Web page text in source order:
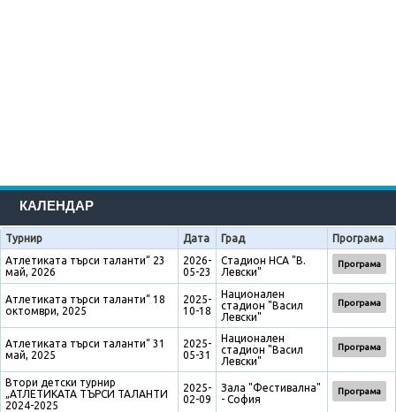
КАЛЕНДАР
Турнир Дата Град
Програма
Атлетиката търси таланти“ 23
май, 2026
2026-
05-23
Стадион НСА "В.
Левски"
Програма
Атлетиката търси таланти“ 18
октомври, 2025
2025-
10-18
Национален
стадион "Васил
Левски"
Програма
Атлетиката търси таланти“ 31
май, 2025
2025-
05-31
Национален
стадион "Васил
Левски"
Програма
Втори детски турнир
„АТЛЕТИКАТА ТЪРСИ ТАЛАНТИ
2024-2025
2025-
02-09
Зала "Фестивална"
- София
Програма